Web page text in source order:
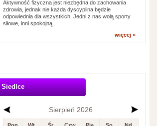
Aktywność fizyczna jest niezbędna do zachowania
zdrowia, jednak nie każda dyscyplina będzie
odpowiednia dla wszystkich. Jedni z nas wolą sporty
siłowe, inni spokojną...
więcej »
Siedlce
Sierpień 2026